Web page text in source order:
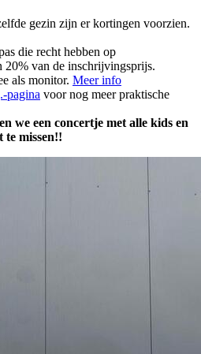
gezin zijn er kortingen voorzien.
die recht hebben op
20% van de inschrijvingsprijs.
als monitor. Meer info
pagina voor nog meer praktische
we een concertje met alle kids en
missen!!